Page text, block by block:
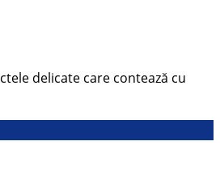
delicate care contează cu